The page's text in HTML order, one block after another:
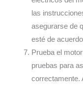
las
asegurarse de
esté de
Prueba el
pruebas para
correctamente.